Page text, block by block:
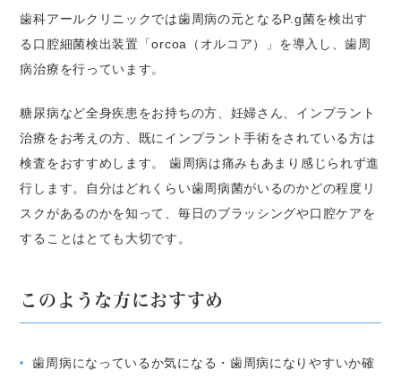
歯科アールクリニックでは歯周病の元となるP.g菌を検出す
る口腔細菌検出装置「orcoa（オルコア）」を導入し、歯周
病治療を行っています。
糖尿病など全身疾患をお持ちの方、妊婦さん、インプラント
治療をお考えの方、既にインプラント手術をされている方は
検査をおすすめします。 歯周病は痛みもあまり感じられず進
行します。自分はどれくらい歯周病菌がいるのかどの程度リ
スクがあるのかを知って、毎日のブラッシングや口腔ケアを
することはとても大切です。
このような方におすすめ
歯周病になっているか気になる・歯周病になりやすいか確